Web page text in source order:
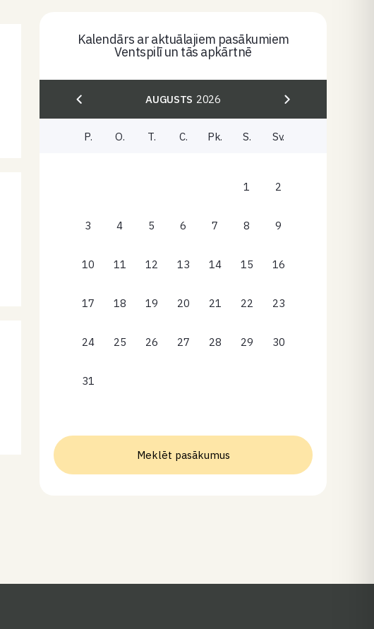
Kalendārs ar aktuālajiem pasākumiem
Ventspilī un tās apkārtnē
AUGUSTS 2026
P. O. T. C. Pk. S. Sv.
1 2
3 4 5 6 7 8 9
10 11 12 13 14 15 16
17 18 19 20 21 22 23
24 25 26 27 28 29 30
31
Meklēt pasākumus